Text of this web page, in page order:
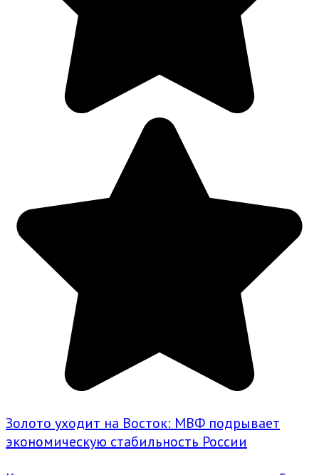
Золото уходит на Восток: МВФ подрывает
экономическую стабильность России